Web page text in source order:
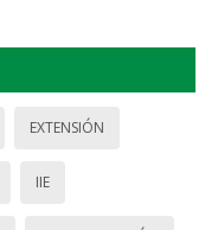
EXTENSIÓN
IIE